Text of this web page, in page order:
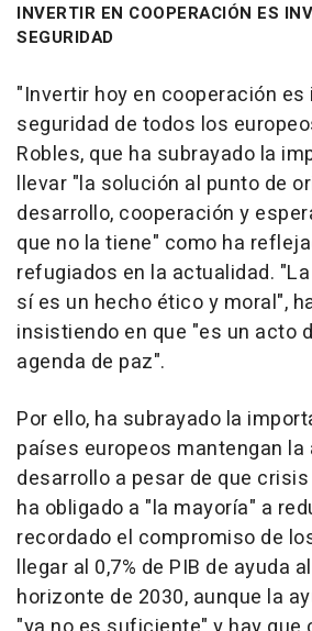
INVERTIR EN COOPERACIÓN ES
SEGURIDAD
"Invertir hoy en cooperación es
seguridad de todos los
Robles, que ha subrayado la
llevar "la solución al punto de
desarrollo, cooperación y
que no la tiene" como ha
refugiados en la actualidad.
sí es un hecho ético y moral",
insistiendo en que "es un acto
agenda de paz".
Por ello, ha subrayado la
países europeos mantengan la
desarrollo a pesar de que
ha obligado a "la mayoría" a
recordado el compromiso de
llegar al 0,7% de PIB de ayuda
horizonte de 2030, aunque la